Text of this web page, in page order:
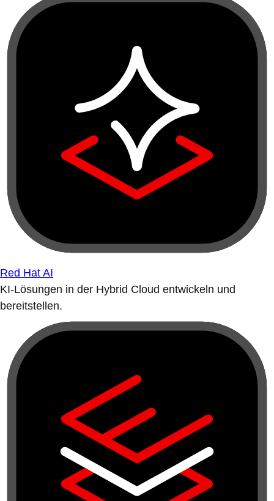
Red Hat AI
KI-Lösungen in der Hybrid Cloud entwickeln und
bereitstellen.